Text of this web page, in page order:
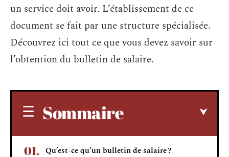
un service doit avoir. L’établissement de ce
document se fait par une structure spécialisée.
Découvrez ici tout ce que vous devez savoir sur
l’obtention du bulletin de salaire.
Sommaire
Qu’est-ce qu’un bulletin de salaire ?